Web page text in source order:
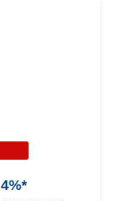
日本簽賬仲有
絕對係慳錢
用卡
合共享高
有效之 AEON
4%*